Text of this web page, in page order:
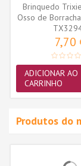
Brinquedo
Osso de
7,70
ADICIONAR AO
CARRINHO
Produtos do